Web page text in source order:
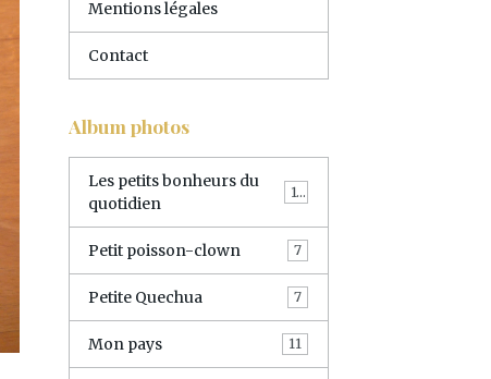
Mentions légales
Contact
Album photos
Les petits bonheurs du
quotidien
10
Petit poisson-clown 7
Petite Quechua 7
Mon pays 11